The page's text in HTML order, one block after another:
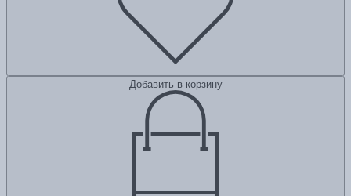
Добавить в корзину